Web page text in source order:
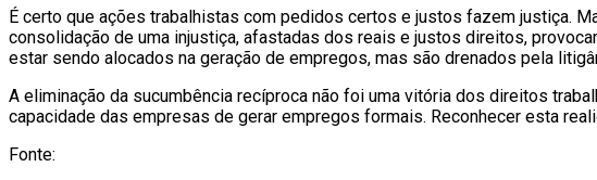
É certo que ações trabalhistas com pedidos certos e justos fazem justiça.
consolidação de uma injustiça, afastadas dos reais e justos direitos,
estar sendo alocados na geração de empregos, mas são drenados pela
A eliminação da sucumbência recíproca não foi uma vitória dos direitos
capacidade das empresas de gerar empregos formais. Reconhecer esta
Fonte: